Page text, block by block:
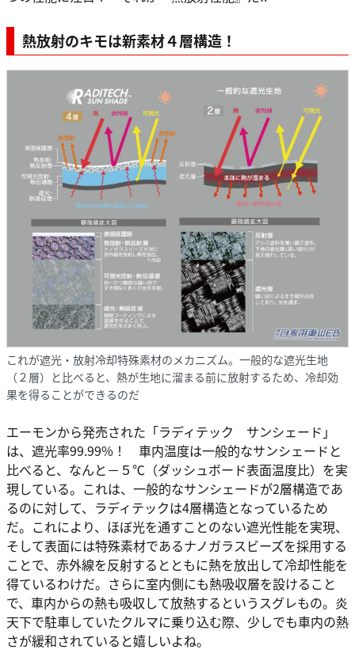
熱放射のキモは新素材４層構造！
これが遮光・放射冷却特殊素材のメカニズム。一般的な遮光生地
（２層）と比べると、熱が生地に溜まる前に放射するため、冷却効
果を得ることができるのだ
エーモンから発売された「ラディテック サンシェード」
は、遮光率99.99%！ 車内温度は一般的なサンシェードと
比べると、なんと－５℃（ダッシュボード表面温度比）を実
現している。これは、一般的なサンシェードが2層構造であ
るのに対して、ラディテックは4層構造となっているため
だ。これにより、ほぼ光を通すことのない遮光性能を実現、
そして表面には特殊素材であるナノガラスビーズを採用する
ことで、赤外線を反射するとともに熱を放出して冷却性能を
得ているわけだ。さらに室内側にも熱吸収層を設けること
で、車内からの熱も吸収して放熱するというスグレもの。炎
天下で駐車していたクルマに乗り込む際、少しでも車内の熱
さが緩和されていると嬉しいよね。